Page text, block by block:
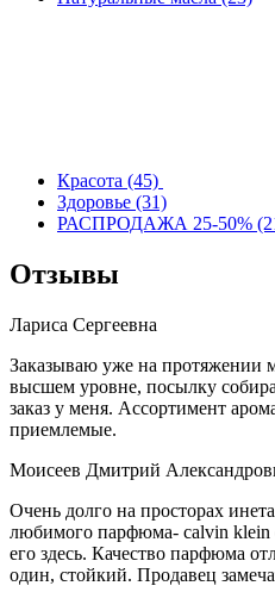
Красота (45)
Здоровье (31)
РАСПРОДАЖА 25-50%
Отзывы
Лариса Сергеевна
Заказываю уже на протяжении
высшем уровне, посылку
заказ у меня. Ассортимент
приемлемые.
Моисеев Дмитрий
Очень долго на просторах
любимого парфюма- calvin klein
его здесь. Качество парфюма
один, стойкий. Продавец